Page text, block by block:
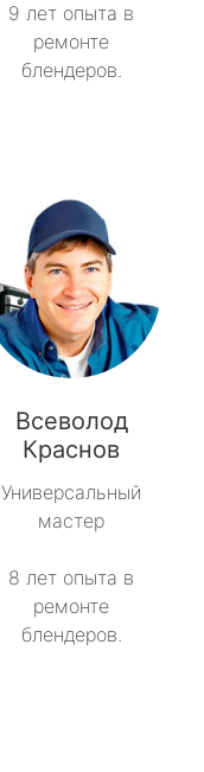
9 лет опыта в
ремонте
блендеров.
Всеволод
Краснов
Универсальный
мастер
8 лет опыта в
ремонте
блендеров.